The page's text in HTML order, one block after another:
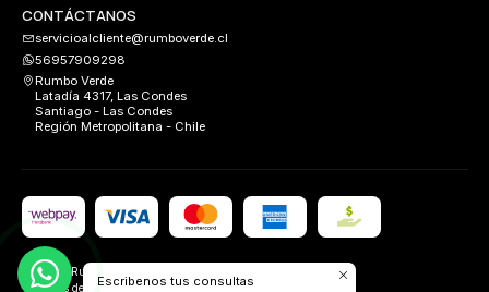
CONTÁCTANOS
servicioalcliente@rumboverde.cl
56957909298
Rumbo Verde
Latadía 4317, Las Condes
Santiago - Las Condes
Región Metropolitana - Chile
2026 Rumbo Verde.
Todos los derechos reservados.Desarrollado por
Escribenos tus consultas